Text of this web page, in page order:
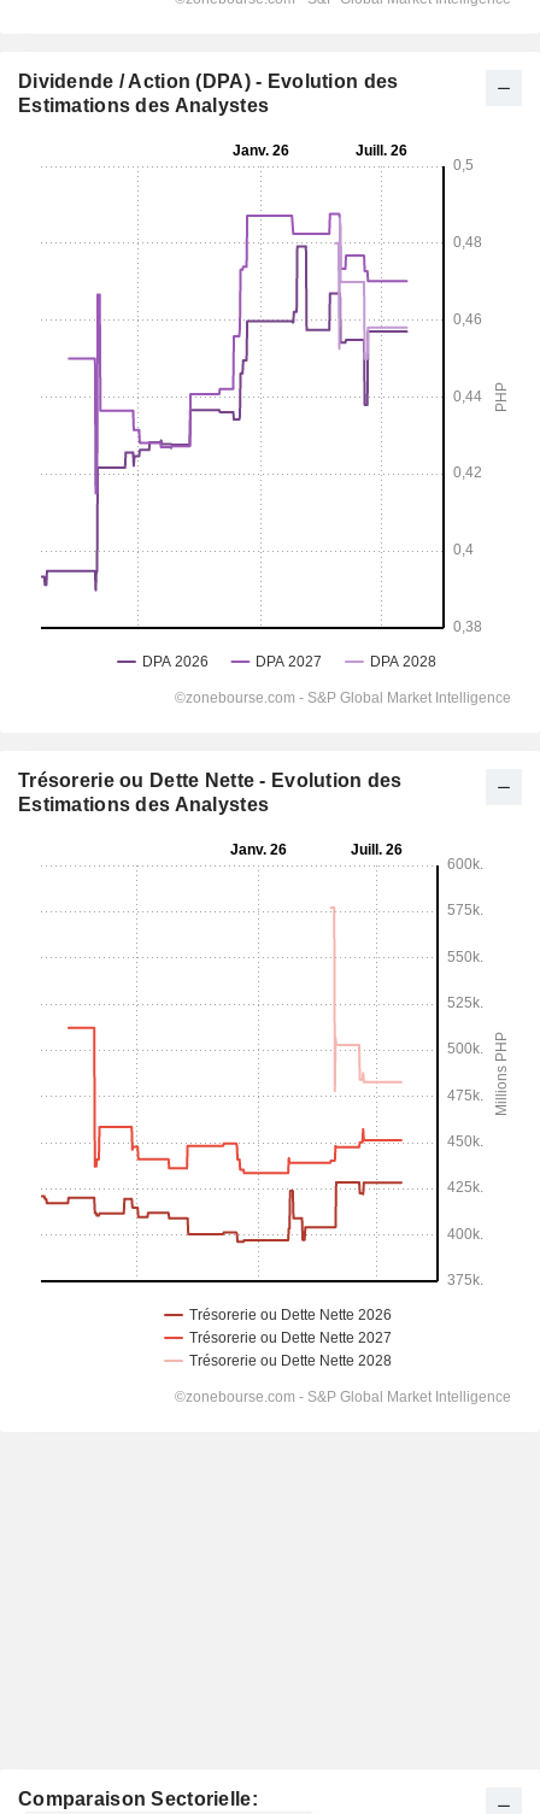
Dividende / Action (DPA) - Evolution des
Estimations des Analystes
Trésorerie ou Dette Nette - Evolution des
Estimations des Analystes
Comparaison Sectorielle: